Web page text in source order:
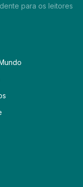
para os leitores